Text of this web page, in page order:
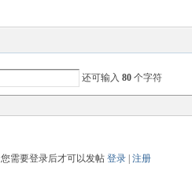
还可输入 80 个字符
您需要登录后才可以发帖 登录 注册